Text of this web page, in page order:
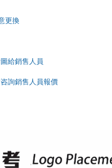
更換
給銷售人員
詢銷售人員報價